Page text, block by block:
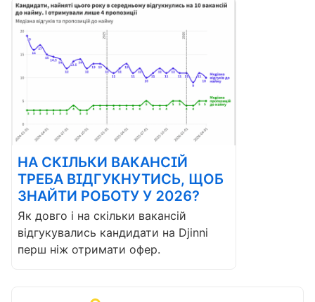
НА СКІЛЬКИ ВАКАНСІЙ
ТРЕБА ВІДГУКНУТИСЬ, ЩОБ
ЗНАЙТИ РОБОТУ У 2026?
Як довго і на скільки вакансій
відгукувались кандидати на Djinni
перш ніж отримати офер.